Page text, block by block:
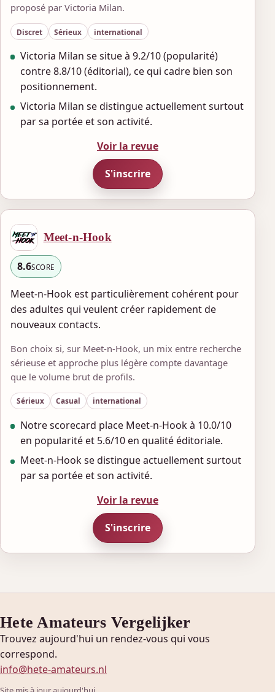
proposé par Victoria Milan.
Discret Sérieux international
Victoria Milan se situe à 9.2/10 (popularité)
contre 8.8/10 (éditorial), ce qui cadre bien son
positionnement.
Victoria Milan se distingue actuellement surtout
par sa portée et son activité.
Voir la revue
S'inscrire
Meet-n-Hook
8.6SCORE
Meet-n-Hook est particulièrement cohérent pour
des adultes qui veulent créer rapidement de
nouveaux contacts.
Bon choix si, sur Meet-n-Hook, un mix entre recherche
sérieuse et approche plus légère compte davantage
que le volume brut de profils.
Sérieux Casual international
Notre scorecard place Meet-n-Hook à 10.0/10
en popularité et 5.6/10 en qualité éditoriale.
Meet-n-Hook se distingue actuellement surtout
par sa portée et son activité.
Voir la revue
S'inscrire
Hete Amateurs Vergelijker
Trouvez aujourd'hui un rendez-vous qui vous
correspond.
info@hete-amateurs.nl